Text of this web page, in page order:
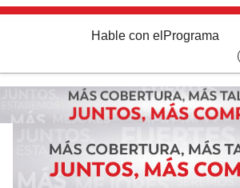
Hable con el Programa